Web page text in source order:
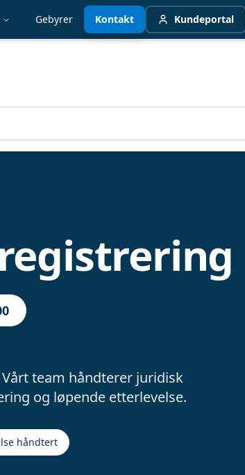
Gebyrer Kontakt Kundeportal
team håndterer juridisk
og løpende etterlevelse.
håndtert